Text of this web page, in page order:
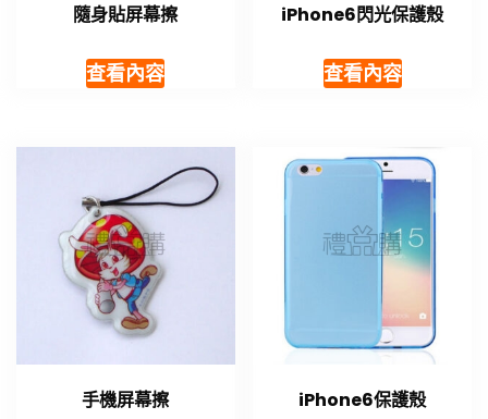
隨身貼屏幕擦
查看內容
iPhone6​​閃光保護殼
查看內容
手機屏幕擦 iPhone6​​保護殼